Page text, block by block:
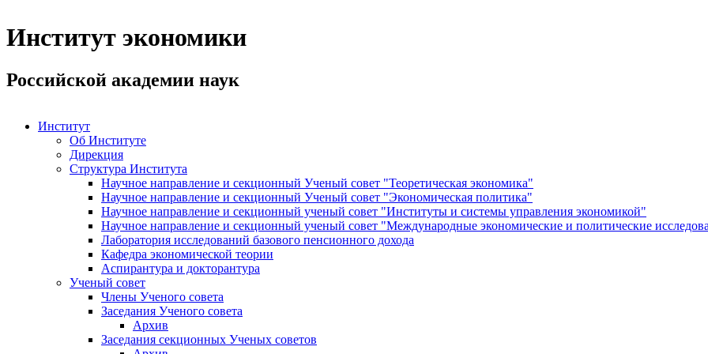
Институт экономики
Российской академии наук
Институт
Об Институте
Дирекция
Структура Института
Научное направление и секционный Ученый совет "Теоретическая экономика"
Научное направление и секционный Ученый совет "Экономическая политика"
Научное направление и секционный ученый совет "Институты и системы управления экономикой"
Научное направление и секционный ученый совет "Международные экономические и политические
Лаборатория исследований базового пенсионного дохода
Кафедра экономической теории
Аспирантура и докторантура
Ученый совет
Члены Ученого совета
Заседания Ученого совета
Архив
Заседания секционных Ученых советов